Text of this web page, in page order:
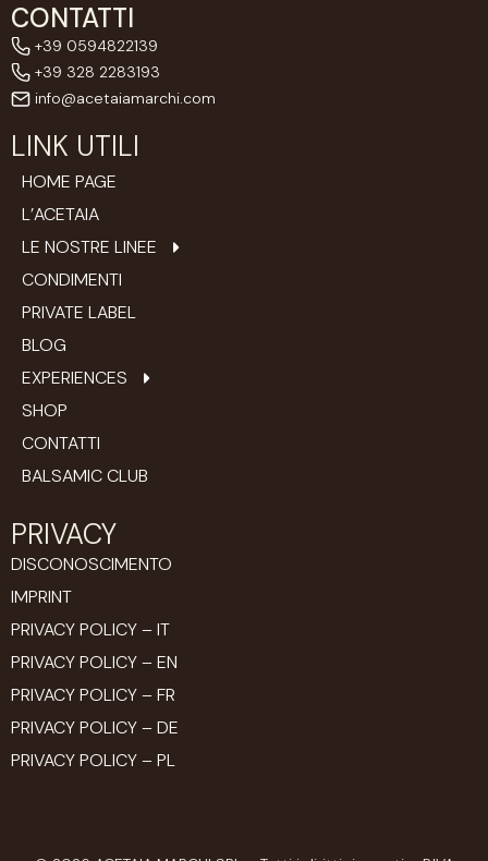
CONTATTI
+39 0594822139
+39 328 2283193
info@acetaiamarchi.com
LINK UTILI
HOME PAGE
L’ACETAIA
LE NOSTRE LINEE
CONDIMENTI
PRIVATE LABEL
BLOG
EXPERIENCES
SHOP
CONTATTI
BALSAMIC CLUB
PRIVACY
DISCONOSCIMENTO
IMPRINT
PRIVACY POLICY – IT
PRIVACY POLICY – EN
PRIVACY POLICY – FR
PRIVACY POLICY – DE
PRIVACY POLICY – PL